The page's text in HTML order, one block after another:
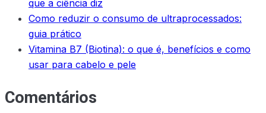
que a ciência diz
Como reduzir o consumo de ultraprocessados:
guia prático
Vitamina B7 (Biotina): o que é, benefícios e como
usar para cabelo e pele
Comentários